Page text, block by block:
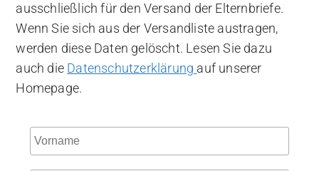
ausschließlich für den Versand der Elternbriefe.
Wenn Sie sich aus der Versandliste austragen,
werden diese Daten gelöscht. Lesen Sie dazu
auch die Datenschutzerklärung auf unserer
Homepage.